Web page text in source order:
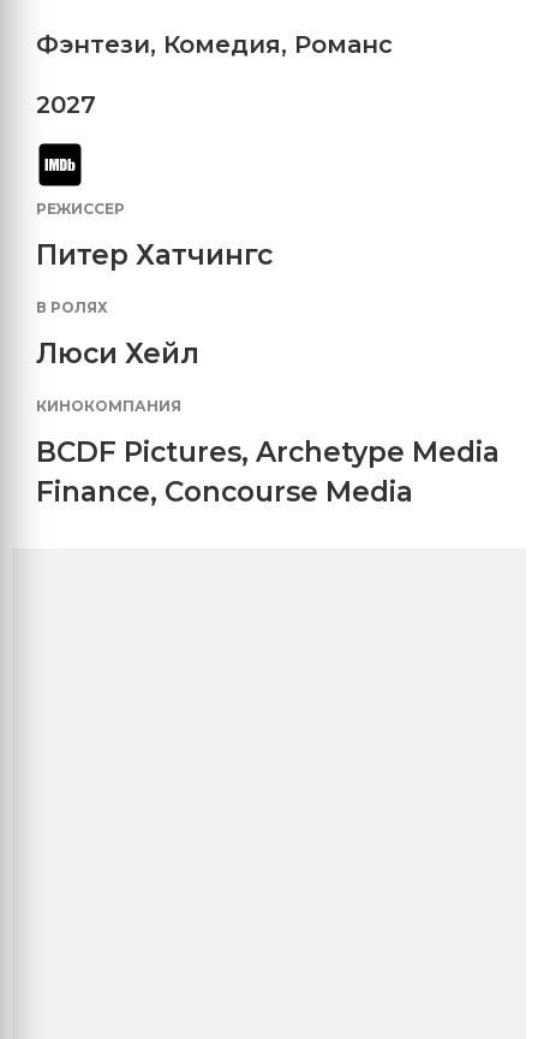
Фэнтези, Комедия, Романс
2027
РЕЖИССЕР
Питер Хатчингс
В РОЛЯХ
Люси Хейл
КИНОКОМПАНИЯ
BCDF Pictures, Archetype Media
Finance, Concourse Media